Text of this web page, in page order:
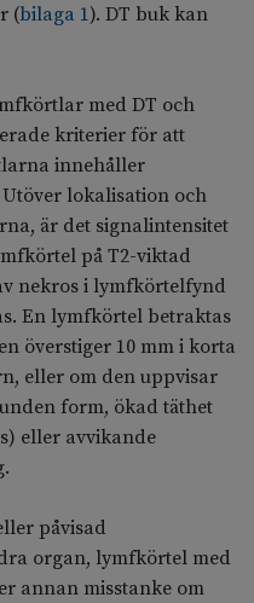
(bilaga 1). DT buk kan
med DT och
kriterier för att
innehåller
lokalisation och
är det signalintensitet
på T2-viktad
nekros i lymfkörtelfynd
En lymfkörtel betraktas
överstiger 10 mm i korta
eller om den uppvisar
form, ökad täthet
eller avvikande
påvisad
organ, lymfkörtel med
annan misstanke om